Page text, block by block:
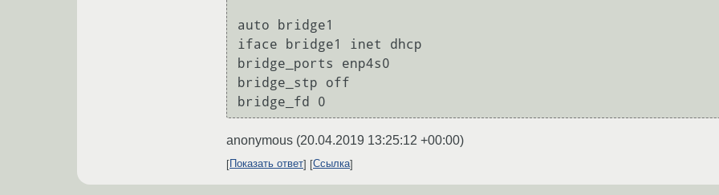
auto bridge1
iface bridge1 inet dhcp
bridge_ports enp4s0
bridge_stp off
anonymous (20.04.2019 13:25:12 +00:00)
Показать ответ Ссылка